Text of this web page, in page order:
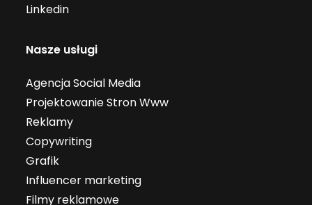
Linkedin
Nasze usługi
Agencja Social Media
Projektowanie Stron Www
Reklamy
Copywriting
Grafik
Influencer marketing
Filmy reklamowe